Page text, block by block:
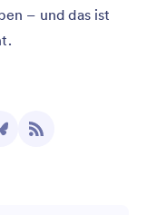
– und das ist